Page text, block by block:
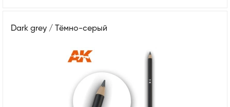
Dark grey / Тёмно-серый